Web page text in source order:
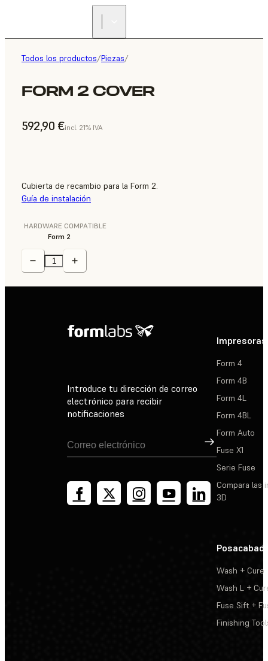
Todos los productos/Piezas/
FORM 2 COVER
592,90 €incl. 21% IVA
Cubierta de recambio para la Form 2.
Guía de instalación
HARDWARE COMPATIBLE
Form 2
Introduce tu dirección de correo
electrónico para recibir
notificaciones
Suscribirse
Impresoras
Form 4
Form 4B
Form 4L
Form 4BL
Form Auto
Fuse X1
Serie Fuse
Compara las
3D
Wash + Cure
Wash L +
Fuse Sift +
Finishing